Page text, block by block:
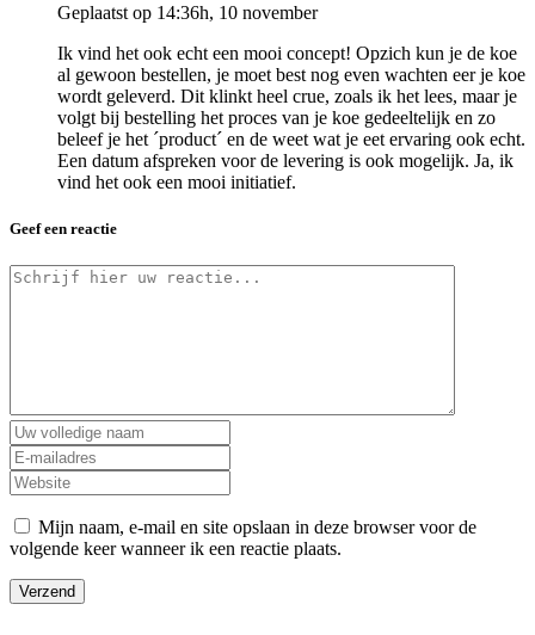
Geplaatst op 14:36h, 10 november
Ik vind het ook echt een mooi concept! Opzich kun je de koe
al gewoon bestellen, je moet best nog even wachten eer je koe
wordt geleverd. Dit klinkt heel crue, zoals ik het lees, maar je
volgt bij bestelling het proces van je koe gedeeltelijk en zo
beleef je het ´product´ en de weet wat je eet ervaring ook echt.
Een datum afspreken voor de levering is ook mogelijk. Ja, ik
vind het ook een mooi initiatief.
Geef een reactie
Mijn naam, e-mail en site opslaan in deze browser voor de
volgende keer wanneer ik een reactie plaats.